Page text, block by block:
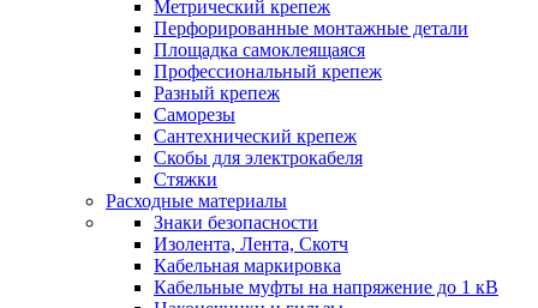
Метрический крепеж
Перфорированные монтажные детали
Площадка самоклеящаяся
Профессиональный крепеж
Разный крепеж
Саморезы
Сантехнический крепеж
Скобы для электрокабеля
Стяжки
Расходные материалы
Знаки безопасности
Изолента, Лента, Скотч
Кабельная маркировка
Кабельные муфты на напряжение до 1 кВ